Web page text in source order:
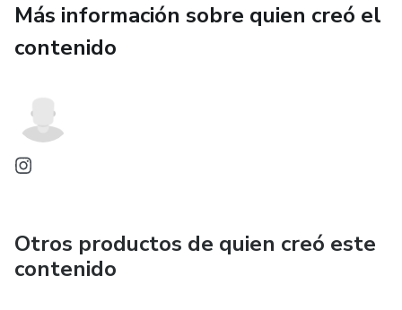
Más información sobre quien creó el
contenido
Otros productos de quien creó este
contenido